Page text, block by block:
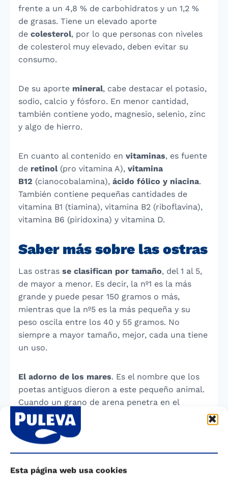
Esta página web usa cookies
frente a un 4,8 % de carbohidratos y un 1,2 %
de grasas. Tiene un elevado aporte
de colesterol, por lo que personas con niveles
de colesterol muy elevado, deben evitar su
consumo.
De su aporte mineral, cabe destacar el potasio,
sodio, calcio y fósforo. En menor cantidad,
también contiene yodo, magnesio, selenio, zinc
y algo de hierro.
En cuanto al contenido en vitaminas, es fuente
de retinol(pro vitamina A), vitamina
B12 (cianocobalamina), ácido fólico y niacina.
También contiene pequeñas cantidades de
vitamina B1 (tiamina), vitamina B2 (riboflavina),
vitamina B6 (piridoxina) y vitamina D.
Saber más sobre las ostras
Las ostras se clasifican por tamaño, del 1 al 5,
de mayor a menor. Es decir, la nº1 es la más
grande y puede pesar 150 gramos o más,
mientras que la nº5 es la más pequeña y su
peso oscila entre los 40 y 55 gramos. No
siempre a mayor tamaño, mejor, cada una tiene
un uso.
El adorno de los mares. Es el nombre que los
poetas antiguos dieron a este pequeño animal.
Cuando un grano de arena penetra en el
interior de la ostra, ésta debe proteger su
indefenso cuerpo, por lo que comienza a
segregar una sustancia con la que recubre el
cuerpo extraño y lo redondea, para evitar así
lesiones. Esta sustancia es el nácar, con la que
cubre capa tras capa el grano de arena hasta